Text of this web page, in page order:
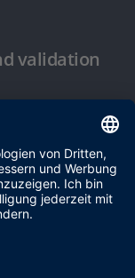
validation